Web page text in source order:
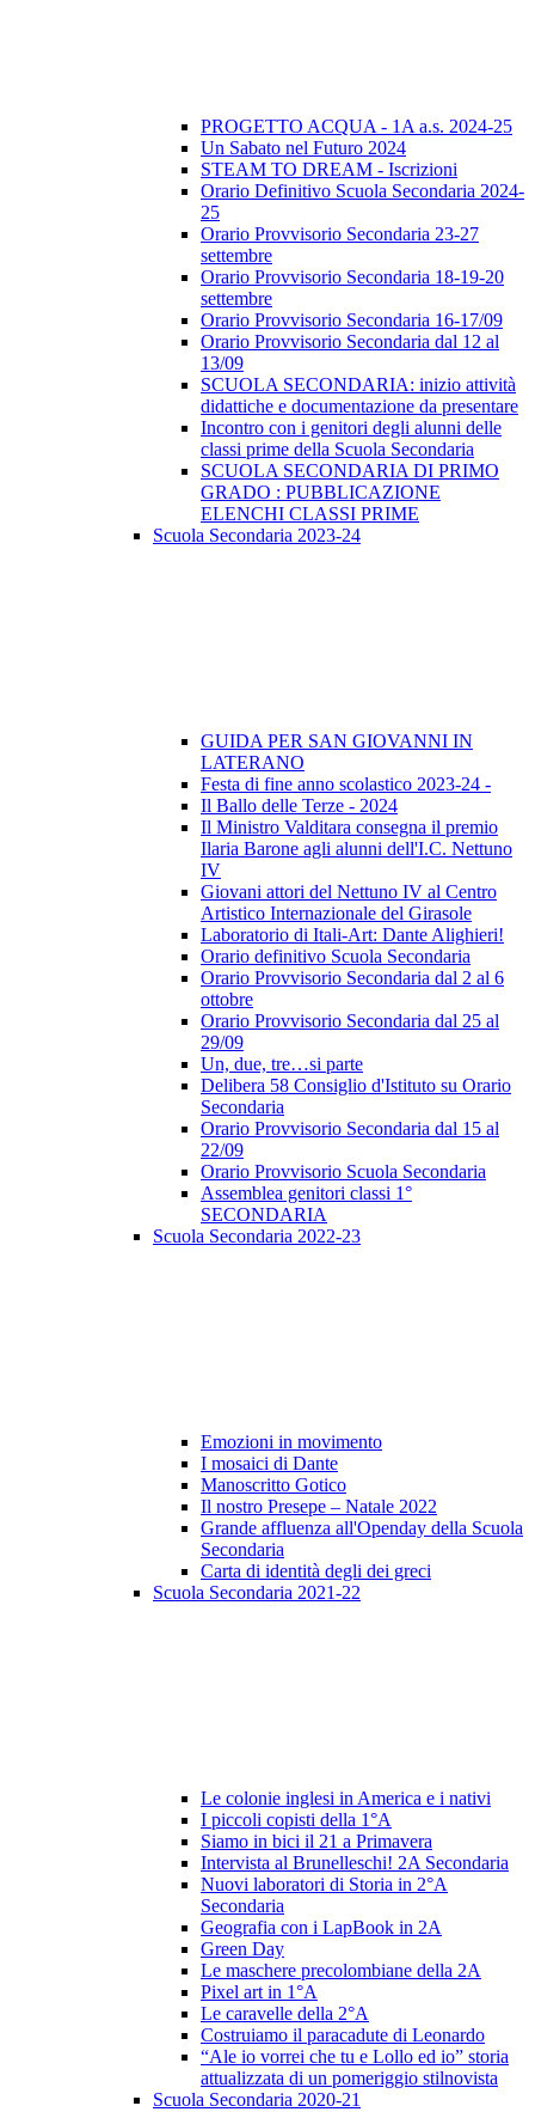
PROGETTO ACQUA - 1A a.s. 2024-25
Un Sabato nel Futuro 2024
STEAM TO DREAM - Iscrizioni
Orario Definitivo Scuola Secondaria 2024-
25
Orario Provvisorio Secondaria 23-27
settembre
Orario Provvisorio Secondaria 18-19-20
settembre
Orario Provvisorio Secondaria 16-17/09
Orario Provvisorio Secondaria dal 12 al
13/09
SCUOLA SECONDARIA: inizio attività
didattiche e documentazione da presentare
Incontro con i genitori degli alunni delle
classi prime della Scuola Secondaria
SCUOLA SECONDARIA DI PRIMO
GRADO : PUBBLICAZIONE
ELENCHI CLASSI PRIME
Scuola Secondaria 2023-24
GUIDA PER SAN GIOVANNI IN
LATERANO
Festa di fine anno scolastico 2023-24 -
Il Ballo delle Terze - 2024
Il Ministro Valditara consegna il premio
Ilaria Barone agli alunni dell'I.C. Nettuno
IV
Giovani attori del Nettuno IV al Centro
Artistico Internazionale del Girasole
Laboratorio di Itali-Art: Dante Alighieri!
Orario definitivo Scuola Secondaria
Orario Provvisorio Secondaria dal 2 al 6
ottobre
Orario Provvisorio Secondaria dal 25 al
29/09
Un, due, tre…si parte
Delibera 58 Consiglio d'Istituto su Orario
Secondaria
Orario Provvisorio Secondaria dal 15 al
22/09
Orario Provvisorio Scuola Secondaria
Assemblea genitori classi 1°
SECONDARIA
Scuola Secondaria 2022-23
Emozioni in movimento
I mosaici di Dante
Manoscritto Gotico
Il nostro Presepe – Natale 2022
Grande affluenza all'Openday della Scuola
Secondaria
Carta di identità degli dei greci
Scuola Secondaria 2021-22
Le colonie inglesi in America e i nativi
I piccoli copisti della 1°A
Siamo in bici il 21 a Primavera
Intervista al Brunelleschi! 2A Secondaria
Nuovi laboratori di Storia in 2°A
Secondaria
Geografia con i LapBook in 2A
Green Day
Le maschere precolombiane della 2A
Pixel art in 1°A
Le caravelle della 2°A
Costruiamo il paracadute di Leonardo
“Ale io vorrei che tu e Lollo ed io” storia
attualizzata di un pomeriggio stilnovista
Scuola Secondaria 2020-21